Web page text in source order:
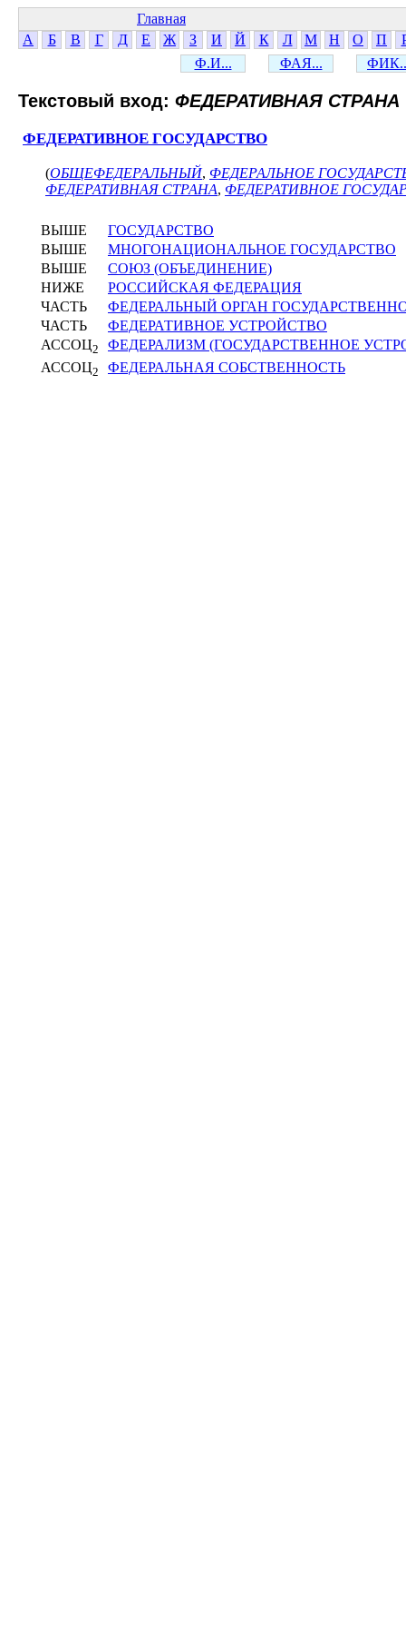
Главная
А
Б В Г Д Е Ж З И Й К Л М Н О П
Ф.И...
ФАЯ...
Текстовый вход: ФЕДЕРАТИВНАЯ СТРАНА
ФЕДЕРАТИВНОЕ ГОСУДАРСТВО
(ОБЩЕФЕДЕРАЛЬНЫЙ, ФЕДЕРАЛЬНОЕ
ФЕДЕРАТИВНАЯ СТРАНА, ФЕДЕРАТИВНОЕ
ВЫШЕ
ГОСУДАРСТВО
ВЫШЕ
МНОГОНАЦИОНАЛЬНОЕ ГОСУДАРСТВО
ВЫШЕ
СОЮЗ (ОБЪЕДИНЕНИЕ)
НИЖЕ
РОССИЙСКАЯ ФЕДЕРАЦИЯ
ЧАСТЬ
ФЕДЕРАЛЬНЫЙ ОРГАН
ЧАСТЬ
ФЕДЕРАТИВНОЕ УСТРОЙСТВО
АССОЦ2
ФЕДЕРАЛИЗМ (ГОСУДАРСТВЕННОЕ
АССОЦ2 ФЕДЕРАЛЬНАЯ СОБСТВЕННОСТЬ